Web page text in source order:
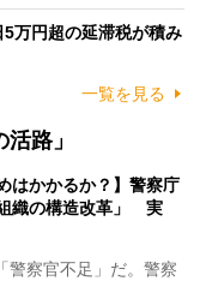
万円超の延滞税が積み
一覧を見る
路」
はかかるか？】警察庁
織の構造改革」 実
察官不足」だ。警察